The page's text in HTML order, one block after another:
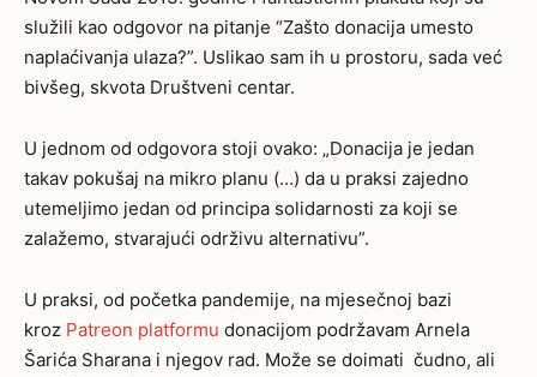
služili kao odgovor na pitanje “Zašto donacija umesto
naplaćivanja ulaza?”. Uslikao sam ih u prostoru, sada već
bivšeg, skvota Društveni centar.
U jednom od odgovora stoji ovako: „Donacija je jedan
takav pokušaj na mikro planu (…) da u praksi zajedno
utemeljimo jedan od principa solidarnosti za koji se
zalažemo, stvarajući održivu alternativu”.
U praksi, od početka pandemije, na mjesečnoj bazi
kroz Patreon platformu donacijom podržavam Arnela
Šarića Sharana i njegov rad. Može se doimati čudno, ali